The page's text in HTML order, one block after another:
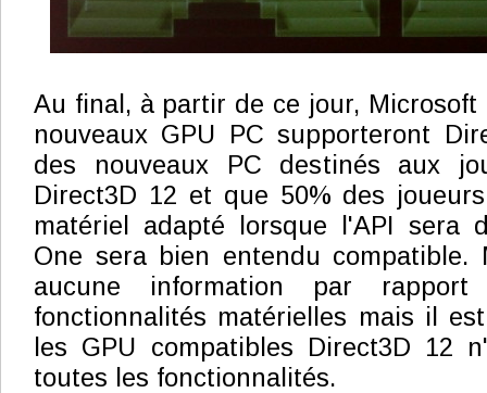
Au final, à partir de ce jour,
nouveaux GPU PC supporteront
des nouveaux PC destinés aux
Direct3D 12 et que 50% des
matériel adapté lorsque l'API sera
One sera bien entendu compatible.
aucune information par
fonctionnalités matérielles mais il
les GPU compatibles Direct3D 12
toutes les fonctionnalités.